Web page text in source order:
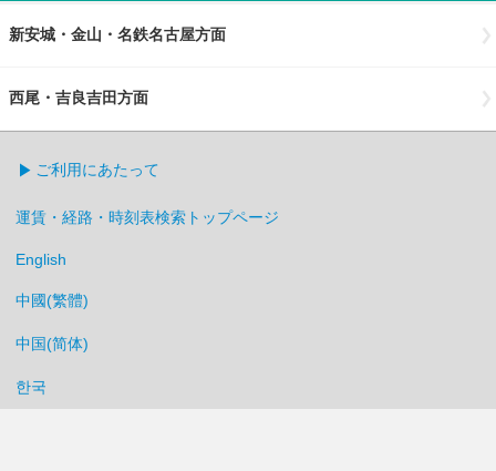
新安城・金山・名鉄名古屋方面
西尾・吉良吉田方面
ご利用にあたって
運賃・経路・時刻表検索トップページ
English
中國(繁體)
中国(简体)
한국